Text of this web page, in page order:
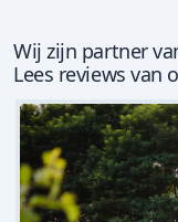
Wij zijn partner
Lees reviews van